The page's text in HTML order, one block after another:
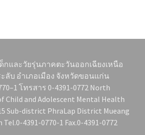
และวัยรุ่นภาคตะวันออกเฉียงเหนือ
ลับ อำเภอเมือง จังหวัดขอนแก่น
โทรสาร 0-4391-0772 North
Child and Adolescent Mental Health
Sub-district PhraLap District Mueang
4391-0770-1 Fax.0-4391-0772